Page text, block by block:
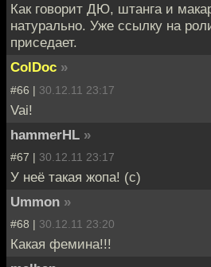
Как говорит ДЮ, штанга и
натурально. Уже ссылку на
приседает.
ColDoc »
#66 | 30.12.11 23:17
Vai!
hammerHL »
#67 | 30.12.11 23:17
У неё такая жопа! (с)
Ummon »
#68 | 30.12.11 23:20
Какая фемина!!!